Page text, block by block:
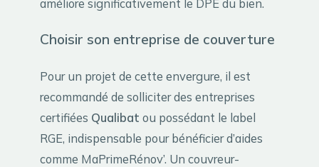
Choisir son entreprise de couverture
Pour un projet de cette envergure, il est
recommandé de solliciter des entreprises
certifiées Qualibat ou possédant le label
RGE, indispensable pour bénéficier d’aides
comme MaPrimeRénov’. Un couvreur-